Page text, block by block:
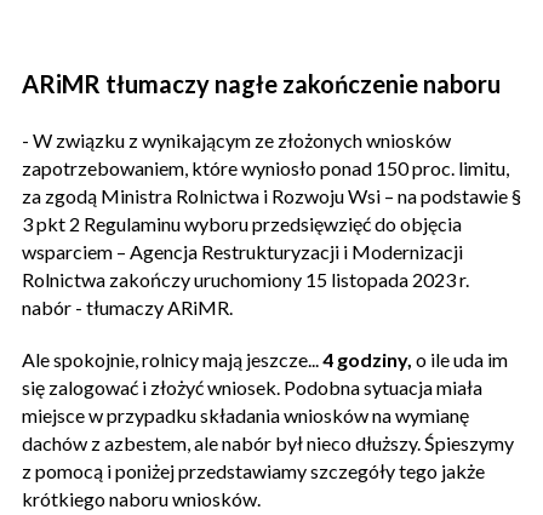
ARiMR tłumaczy nagłe zakończenie naboru
- W związku z wynikającym ze złożonych wniosków
zapotrzebowaniem, które wyniosło ponad 150 proc. limitu,
za zgodą Ministra Rolnictwa i Rozwoju Wsi – na podstawie §
3 pkt 2 Regulaminu wyboru przedsięwzięć do objęcia
wsparciem – Agencja Restrukturyzacji i Modernizacji
Rolnictwa zakończy uruchomiony 15 listopada 2023 r.
nabór - tłumaczy ARiMR.
Ale spokojnie, rolnicy mają jeszcze... 4 godziny, o ile uda im
się zalogować i złożyć wniosek. Podobna sytuacja miała
miejsce w przypadku składania wniosków na wymianę
dachów z azbestem, ale nabór był nieco dłuższy. Śpieszymy
z pomocą i poniżej przedstawiamy szczegóły tego jakże
krótkiego naboru wniosków.